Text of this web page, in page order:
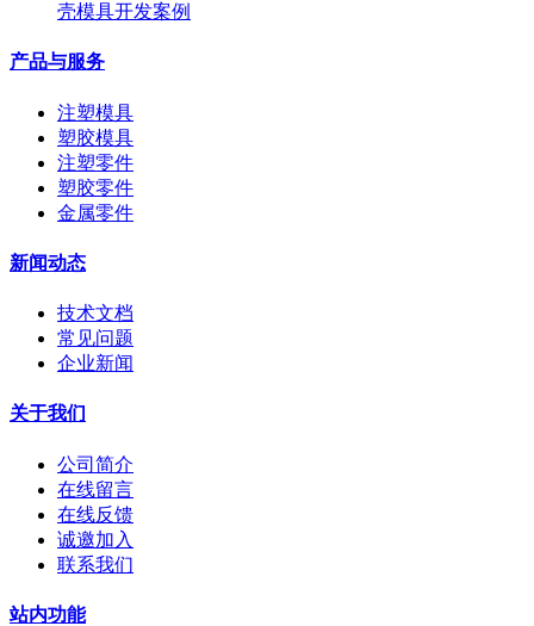
壳模具开发案例
产品与服务
注塑模具
塑胶模具
注塑零件
塑胶零件
金属零件
新闻动态
技术文档
常见问题
企业新闻
关于我们
公司简介
在线留言
在线反馈
诚邀加入
联系我们
站内功能